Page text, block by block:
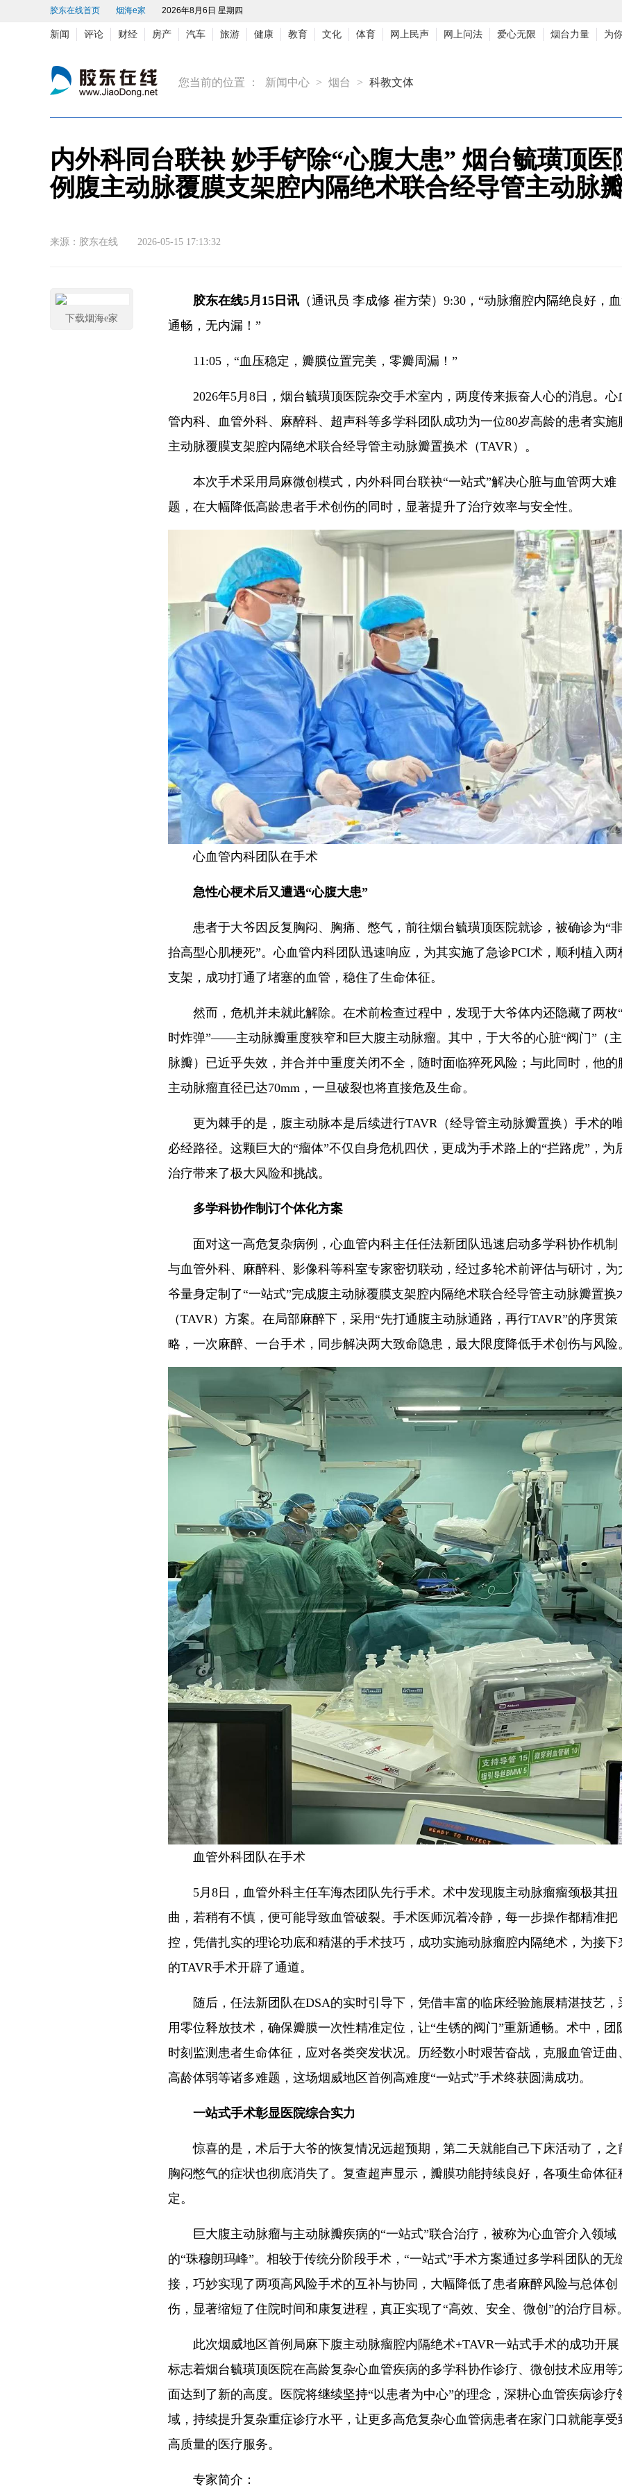
胶东在线首页 烟海e家 2026年8月6日 星期四
新闻 评论 财经 房产 汽车 旅游 健康 教育 文化 体育 网上民声 网上问法 爱心无限 烟台力量 为
您当前的位置 ： 新闻中心 > 烟台 > 科教文体
内外科同台联袂 妙手铲除“心腹大患” 烟台毓璜顶
例腹主动脉覆膜支架腔内隔绝术联合经导管主动脉
来源：胶东在线 2026-05-15 17:13:32
胶东在线5月15日讯 （通讯员 李成修 崔方荣）9:30，“动脉瘤腔内隔绝良好，
通畅，无内漏！”
11:05，“血压稳定，瓣膜位置完美，零瓣周漏！”
2026年5月8日，烟台毓璜顶医院杂交手术室内，两度传来振奋人心的消息。心
管内科、血管外科、麻醉科、超声科等多学科团队成功为一位80岁高龄的患者实施
主动脉覆膜支架腔内隔绝术联合经导管主动脉瓣置换术（TAVR）。
本次手术采用局麻微创模式，内外科同台联袂“一站式”解决心脏与血管两大难
题，在大幅降低高龄患者手术创伤的同时，显著提升了治疗效率与安全性。
心血管内科团队在手术
急性心梗术后又遭遇“心腹大患”
患者于大爷因反复胸闷、胸痛、憋气，前往烟台毓璜顶医院就诊，被确诊为“
抬高型心肌梗死”。心血管内科团队迅速响应，为其实施了急诊PCI术，顺利植入两
支架，成功打通了堵塞的血管，稳住了生命体征。
然而，危机并未就此解除。在术前检查过程中，发现于大爷体内还隐藏了两枚
时炸弹”——主动脉瓣重度狭窄和巨大腹主动脉瘤。其中，于大爷的心脏“阀门”（
脉瓣）已近乎失效，并合并中重度关闭不全，随时面临猝死风险；与此同时，他的
主动脉瘤直径已达70mm，一旦破裂也将直接危及生命。
更为棘手的是，腹主动脉本是后续进行TAVR（经导管主动脉瓣置换）手术的
必经路径。这颗巨大的“瘤体”不仅自身危机四伏，更成为手术路上的“拦路虎”，为
治疗带来了极大风险和挑战。
多学科协作制订个体化方案
面对这一高危复杂病例，心血管内科主任任法新团队迅速启动多学科协作机制
与血管外科、麻醉科、影像科等科室专家密切联动，经过多轮术前评估与研讨，为
爷量身定制了“一站式”完成腹主动脉覆膜支架腔内隔绝术联合经导管主动脉瓣置换
（TAVR）方案。在局部麻醉下，采用“先打通腹主动脉通路，再行TAVR”的序贯策
略，一次麻醉、一台手术，同步解决两大致命隐患，最大限度降低手术创伤与风险
血管外科团队在手术
5月8日，血管外科主任车海杰团队先行手术。术中发现腹主动脉瘤瘤颈极其扭
曲，若稍有不慎，便可能导致血管破裂。手术医师沉着冷静，每一步操作都精准把
控，凭借扎实的理论功底和精湛的手术技巧，成功实施动脉瘤腔内隔绝术，为接下
的TAVR手术开辟了通道。
随后，任法新团队在DSA的实时引导下，凭借丰富的临床经验施展精湛技艺，
用零位释放技术，确保瓣膜一次性精准定位，让“生锈的阀门”重新通畅。术中，团
时刻监测患者生命体征，应对各类突发状况。历经数小时艰苦奋战，克服血管迂曲
高龄体弱等诸多难题，这场烟威地区首例高难度“一站式”手术终获圆满成功。
一站式手术彰显医院综合实力
惊喜的是，术后于大爷的恢复情况远超预期，第二天就能自己下床活动了，之
胸闷憋气的症状也彻底消失了。复查超声显示，瓣膜功能持续良好，各项生命体征
定。
巨大腹主动脉瘤与主动脉瓣疾病的“一站式”联合治疗，被称为心血管介入领域
的“珠穆朗玛峰”。相较于传统分阶段手术，“一站式”手术方案通过多学科团队的无
接，巧妙实现了两项高风险手术的互补与协同，大幅降低了患者麻醉风险与总体创
伤，显著缩短了住院时间和康复进程，真正实现了“高效、安全、微创”的治疗目标。
此次烟威地区首例局麻下腹主动脉瘤腔内隔绝术+TAVR一站式手术的成功开展
标志着烟台毓璜顶医院在高龄复杂心血管疾病的多学科协作诊疗、微创技术应用等
面达到了新的高度。医院将继续坚持“以患者为中心”的理念，深耕心血管疾病诊疗
域，持续提升复杂重症诊疗水平，让更多高危复杂心血管病患者在家门口就能享受
高质量的医疗服务。
专家简介：
下载烟海e家